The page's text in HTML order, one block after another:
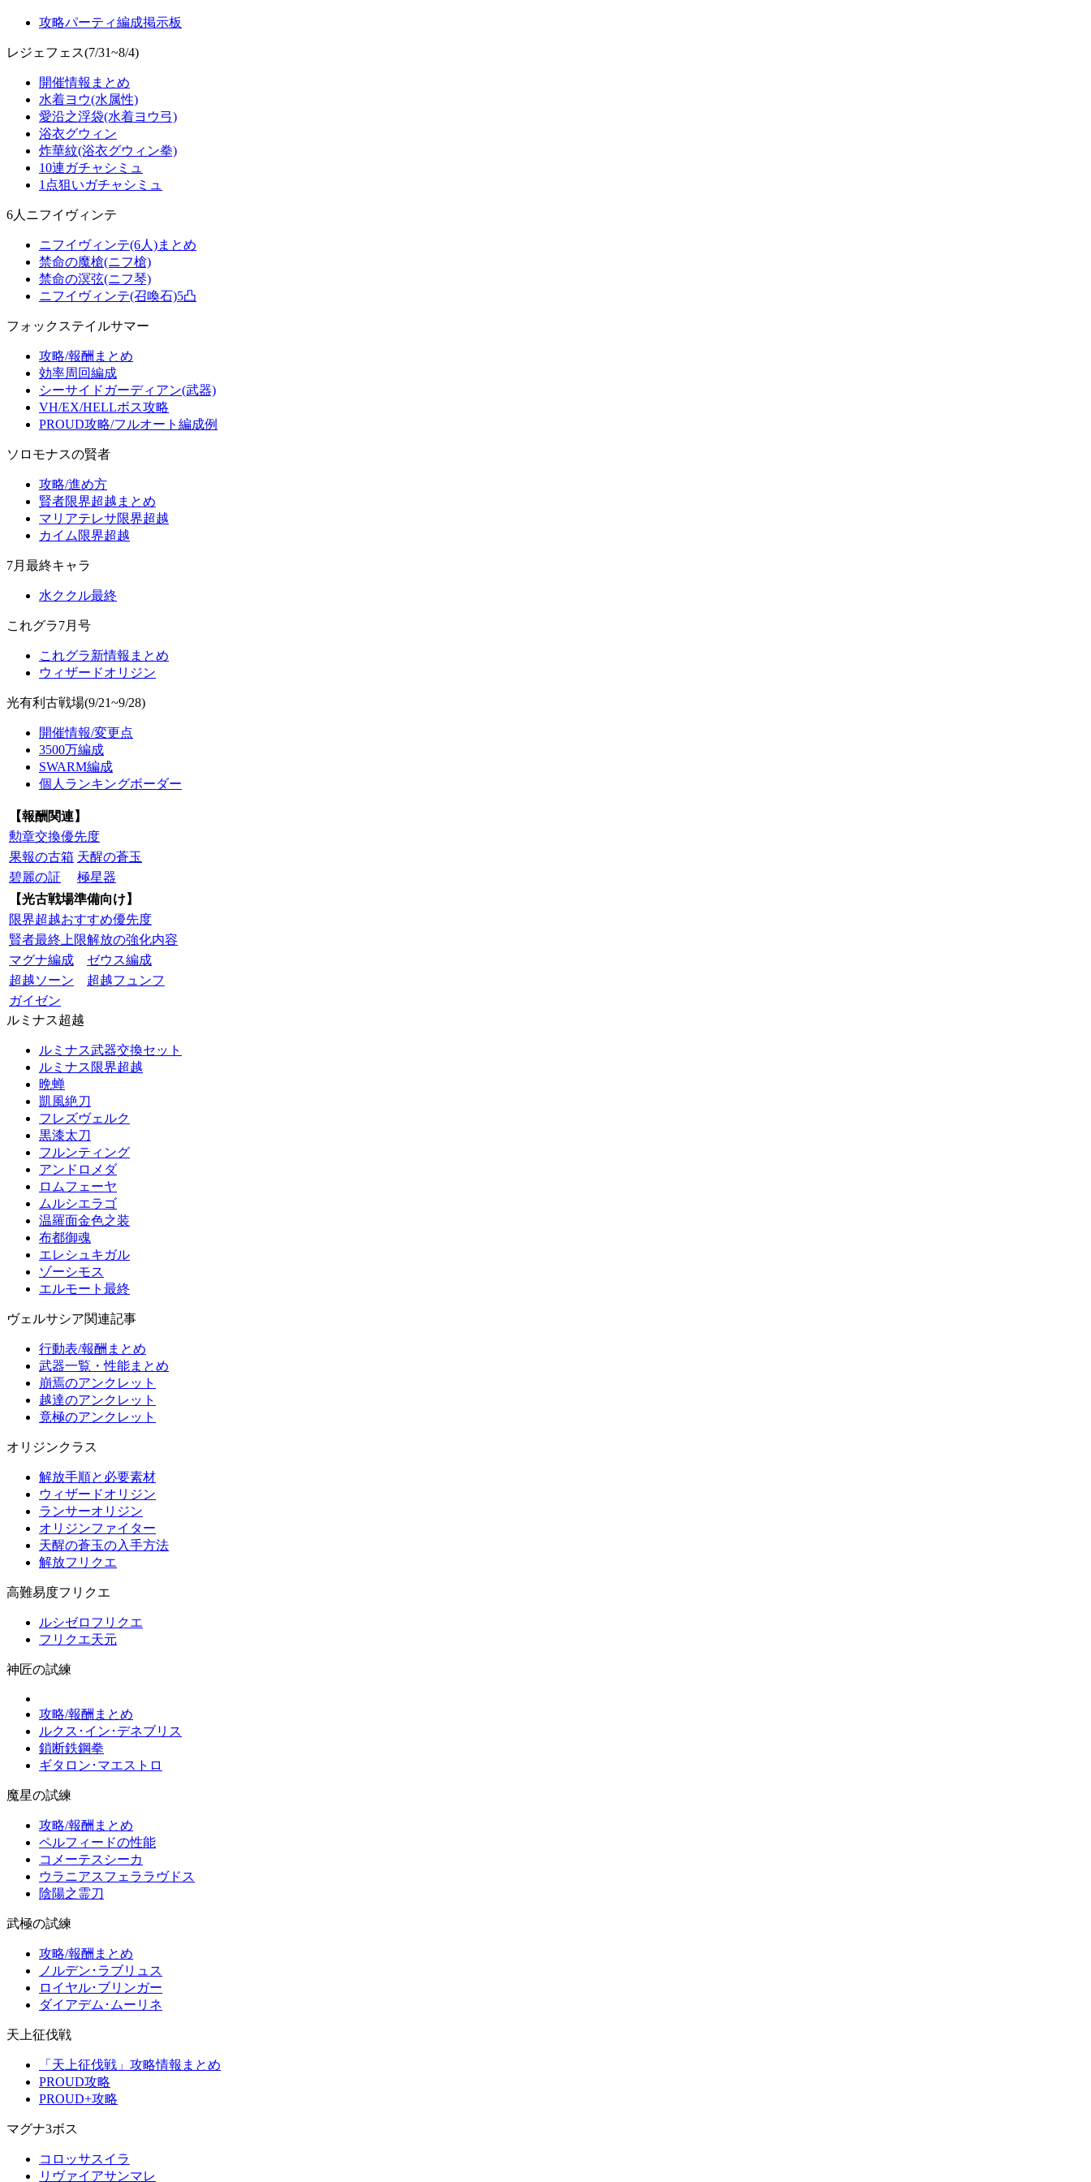
攻略パーティ編成掲示板
レジェフェス(7/31~8/4)
開催情報まとめ
水着ヨウ(水属性)
愛沿之浮袋(水着ヨウ弓)
浴衣グウィン
炸華紋(浴衣グウィン拳)
10連ガチャシミュ
1点狙いガチャシミュ
6人ニフイヴィンテ
ニフイヴィンテ(6人)まとめ
禁命の魔槍(ニフ槍)
禁命の溟弦(ニフ琴)
ニフイヴィンテ(召喚石)5凸
フォックステイルサマー
攻略/報酬まとめ
効率周回編成
シーサイドガーディアン(武器)
VH/EX/HELLボス攻略
PROUD攻略/フルオート編成例
ソロモナスの賢者
攻略/進め方
賢者限界超越まとめ
マリアテレサ限界超越
カイム限界超越
7月最終キャラ
水ククル最終
これグラ7月号
これグラ新情報まとめ
ウィザードオリジン
光有利古戦場(9/21~9/28)
開催情報/変更点
3500万編成
SWARM編成
個人ランキングボーダー
【報酬関連】
勲章交換優先度
果報の古箱 天醒の蒼玉
碧麗の証
極星器
【光古戦場準備向け】
限界超越おすすめ優先度
賢者最終上限解放の強化内容
マグナ編成
ゼウス編成
超越ソーン
超越フュンフ
ガイゼン
ルミナス超越
ルミナス武器交換セット
ルミナス限界超越
晩蝉
凱風絶刀
フレズヴェルク
黒漆太刀
フルンティング
アンドロメダ
ロムフェーヤ
ムルシエラゴ
温羅面金色之装
布都御魂
エレシュキガル
ゾーシモス
エルモート最終
ヴェルサシア関連記事
行動表/報酬まとめ
武器一覧・性能まとめ
崩焉のアンクレット
越達のアンクレット
竟極のアンクレット
オリジンクラス
解放手順と必要素材
ウィザードオリジン
ランサーオリジン
オリジンファイター
天醒の蒼玉の入手方法
解放フリクエ
高難易度フリクエ
ルシゼロフリクエ
フリクエ天元
神匠の試練
攻略/報酬まとめ
ルクス･イン･デネブリス
鎖断鉄鋼拳
ギタロン･マエストロ
魔星の試練
攻略/報酬まとめ
ペルフィードの性能
コメーテスシーカ
ウラニアスフェララヴドス
陰陽之霊刀
武極の試練
攻略/報酬まとめ
ノルデン･ラブリュス
ロイヤル･ブリンガー
ダイアデム･ムーリネ
天上征伐戦
「天上征伐戦」攻略情報まとめ
PROUD攻略
PROUD+攻略
マグナ3ボス
コロッサスイラ
リヴァイアサンマレ